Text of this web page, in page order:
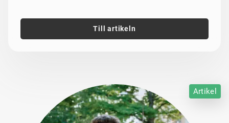
Till artikeln
Artikel